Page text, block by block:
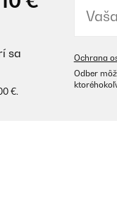
non si mischiano. I
sa
€.
Ochrana
Odber